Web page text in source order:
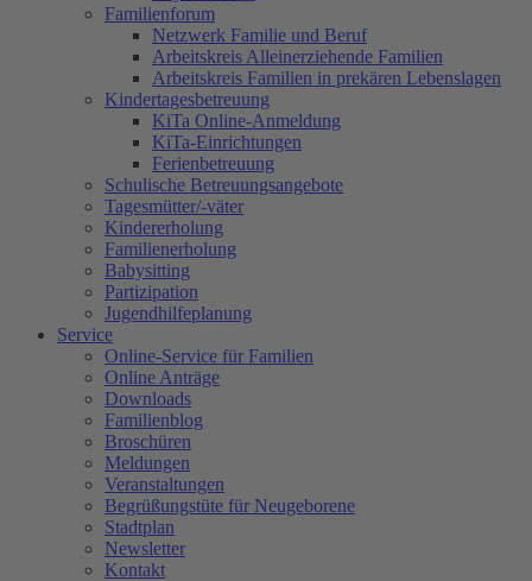
Familienforum
Netzwerk Familie und Beruf
Arbeitskreis Alleinerziehende Familien
Arbeitskreis Familien in prekären Lebenslagen
Kindertagesbetreuung
KiTa Online-Anmeldung
KiTa-Einrichtungen
Ferienbetreuung
Schulische Betreuungsangebote
Tagesmütter/-väter
Kindererholung
Familienerholung
Babysitting
Partizipation
Jugendhilfeplanung
Service
Online-Service für Familien
Online Anträge
Downloads
Familienblog
Broschüren
Meldungen
Veranstaltungen
Begrüßungstüte für Neugeborene
Stadtplan
Newsletter
Kontakt